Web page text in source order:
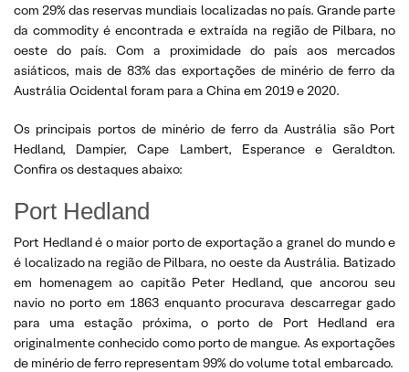
com 29% das reservas mundiais localizadas no país. Grande parte
da commodity é encontrada e extraída na região de Pilbara, no
oeste do país. Com a proximidade do país aos mercados
asiáticos, mais de 83% das exportações de minério de ferro da
Austrália Ocidental foram para a China em 2019 e 2020.
Os principais portos de minério de ferro da Austrália são Port
Hedland, Dampier, Cape Lambert, Esperance e Geraldton.
Confira os destaques abaixo:
Port Hedland
Port Hedland é o maior porto de exportação a granel do mundo e
é localizado na região de Pilbara, no oeste da Austrália. Batizado
em homenagem ao capitão Peter Hedland, que ancorou seu
navio no porto em 1863 enquanto procurava descarregar gado
para uma estação próxima, o porto de Port Hedland era
originalmente conhecido como porto de mangue. As exportações
de minério de ferro representam 99% do volume total embarcado.